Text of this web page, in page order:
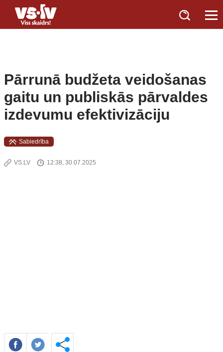
Pārrunā budžeta veidošanas
gaitu un publiskās pārvaldes
izdevumu efektivizāciju
Sabiedrība
VS.LV 12:38, 30.07.2025